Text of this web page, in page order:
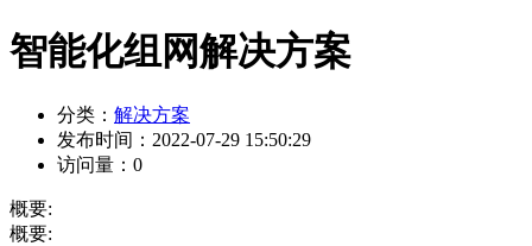
智能化组网解决方案
分类： 解决方案
发布时间： 2022-07-29 15:50:29
访问量： 0
概要:
概要: